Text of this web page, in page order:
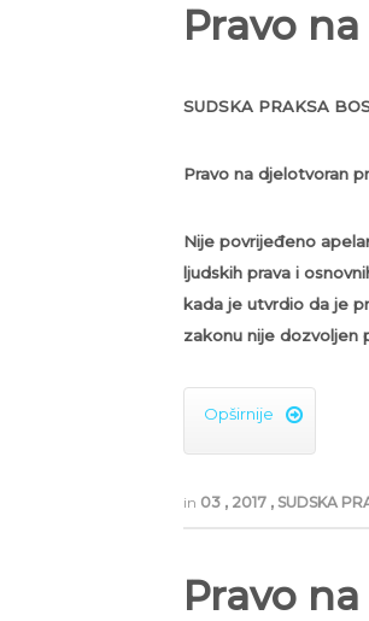
Pravo
SUDSKA PRAKSA
Pravo na djelotvoran
Nije povrijeđeno
ljudskih prava i
kada je utvrdio da je
zakonu nije dozvoljen
Opširnije 
in 03 , 2017 , SUDSKA
Pravo